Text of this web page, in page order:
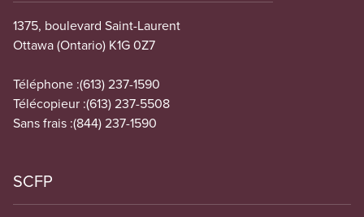
1375, boulevard Saint-Laurent
Ottawa (Ontario) K1G 0Z7
Téléphone :(613) 237-1590
Télécopieur :(613) 237-5508
Sans frais :(844) 237-1590
SCFP